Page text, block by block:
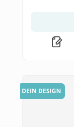
DEIN DESIGN